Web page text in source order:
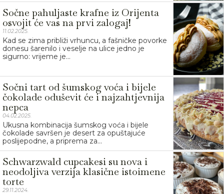
Sočne pahuljaste krafne iz Orijenta
osvojit će vas na prvi zalogaj!
11.02.2025.
Kad se zima približi vrhuncu, a fašničke povorke
donesu šarenilo i veselje na ulice jedno je
sigurno: vrijeme je...
Sočni tart od šumskog voća i bijele
čokolade oduševit će i najzahtjevnija
nepca
04.02.2025.
Ukusna kombinacija šumskog voća i bijele
čokolade savršen je desert za opuštajuće
poslijepodne, a priprema za...
Schwarzwald cupcakesi su nova i
neodoljiva verzija klasične istoimene
torte
29.11.2024.